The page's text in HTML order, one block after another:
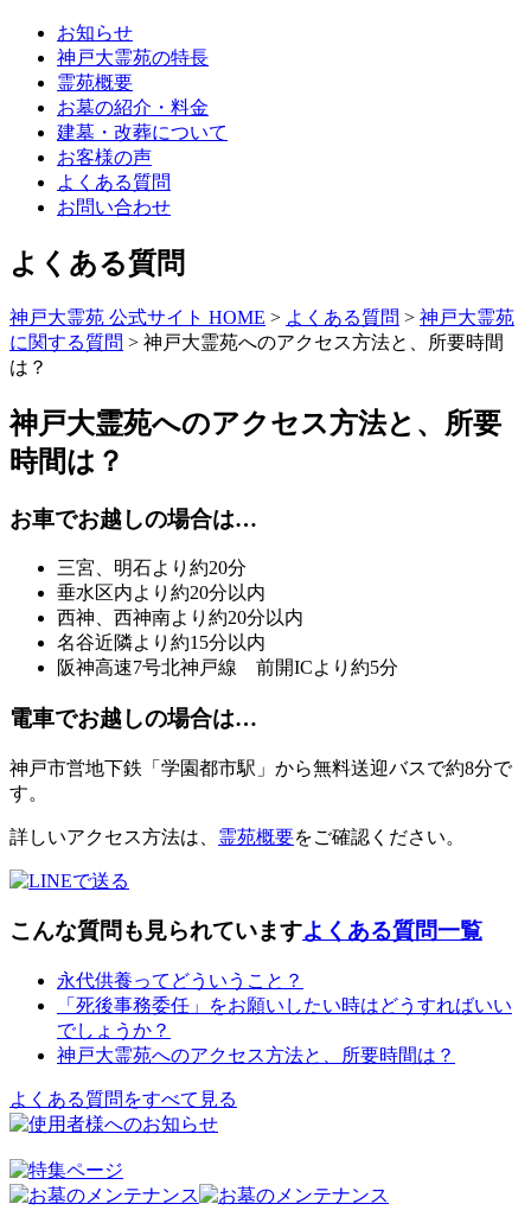
お知らせ
神戸大霊苑の特長
霊苑概要
お墓の紹介・料金
建墓・改葬について
お客様の声
よくある質問
お問い合わせ
よくある質問
神戸大霊苑 公式サイト HOME > よくある質問 > 神戸大霊苑
に関する質問 > 神戸大霊苑へのアクセス方法と、所要時間
は？
神戸大霊苑へのアクセス方法と、所要
時間は？
お車でお越しの場合は…
三宮、明石より約20分
垂水区内より約20分以内
西神、西神南より約20分以内
名谷近隣より約15分以内
阪神高速7号北神戸線 前開ICより約5分
電車でお越しの場合は…
神戸市営地下鉄「学園都市駅」から無料送迎バスで約8分で
す。
詳しいアクセス方法は、 霊苑概要をご確認ください。
こんな質問も見られていますよくある質問一覧
永代供養ってどういうこと？
「死後事務委任」をお願いしたい時はどうすればいい
でしょうか？
神戸大霊苑へのアクセス方法と、所要時間は？
よくある質問をすべて見る